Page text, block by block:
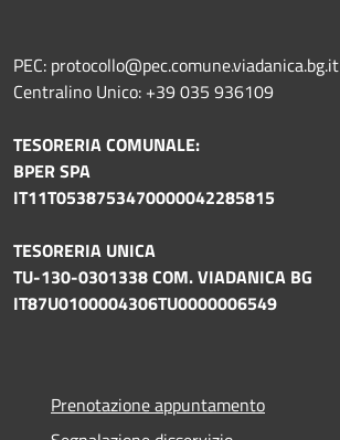
PEC: protocollo@pec.comune.viadanica.bg.it
Centralino Unico: +39 035 936109
TESORERIA COMUNALE:
BPER SPA
IT11T0538753470000042285815
TESORERIA UNICA
TU-130-0301338 COM. VIADANICA BG
IT87U0100004306TU0000006549
Prenotazione appuntamento